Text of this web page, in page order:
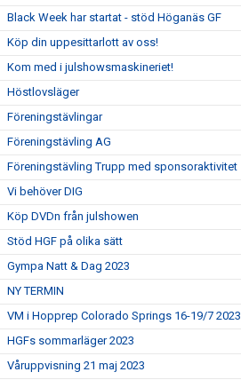
Black Week har startat - stöd Höganäs GF
Köp din uppesittarlott av oss!
Kom med i julshowsmaskineriet!
Höstlovsläger
Föreningstävlingar
Föreningstävling AG
Föreningstävling Trupp med sponsoraktivitet
Vi behöver DIG
Köp DVDn från julshowen
Stöd HGF på olika sätt
Gympa Natt & Dag 2023
NY TERMIN
VM i Hopprep Colorado Springs 16-19/7 2023
HGFs sommarläger 2023
Våruppvisning 21 maj 2023